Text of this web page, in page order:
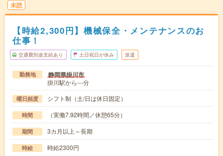
未読
【時給2,300円】機械保全・メンテナンスのお
仕事！
交通費別途支給あり 土日祝日が休み 派遣
勤務地 静岡県掛川市
掛川駅から---分
曜日頻度 シフト制（土/日は休日固定）
時間 （実働7.92時間／休憩65分）
期間 3カ月以上～長期
時給 時給2300円